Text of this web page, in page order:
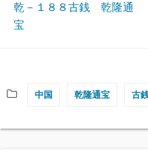
乾－１８８古銭 乾隆通
宝
中国 乾隆通宝 古